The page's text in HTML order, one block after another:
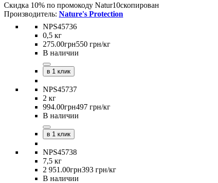
Скидка 10% по промокоду Natur10скопирован
Nature's Protection
NPS45736
0,5 кг
275.00грн550 грн/кг
В наличии
в 1 клик
NPS45737
2 кг
994.00грн497 грн/кг
В наличии
в 1 клик
NPS45738
7,5 кг
2 951 .00грн393 грн/кг
В наличии